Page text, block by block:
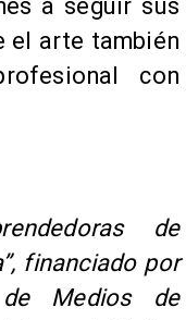
a seguir sus
el arte también
con
de
financiado por
Medios de